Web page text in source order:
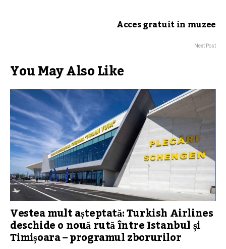
Acces gratuit in muzee
Next Post
You May Also Like
Vestea mult așteptată: Turkish Airlines
deschide o nouă rută între Istanbul și
Timișoara – programul zborurilor